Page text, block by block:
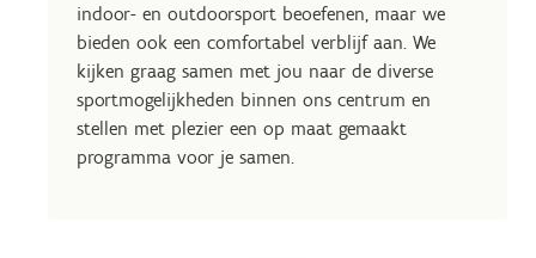
indoor- en outdoorsport beoefenen, maar we
bieden ook een comfortabel verblijf aan. We
kijken graag samen met jou naar de diverse
sportmogelijkheden binnen ons centrum en
stellen met plezier een op maat gemaakt
programma voor je samen.